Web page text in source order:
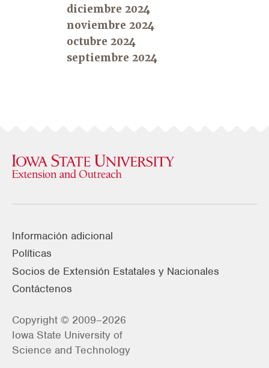
diciembre 2024
noviembre 2024
octubre 2024
septiembre 2024
Información adicional
Políticas
Socios de Extensión Estatales y Nacionales
Contáctenos
Copyright © 2009–2026
Iowa State University of
Science and Technology